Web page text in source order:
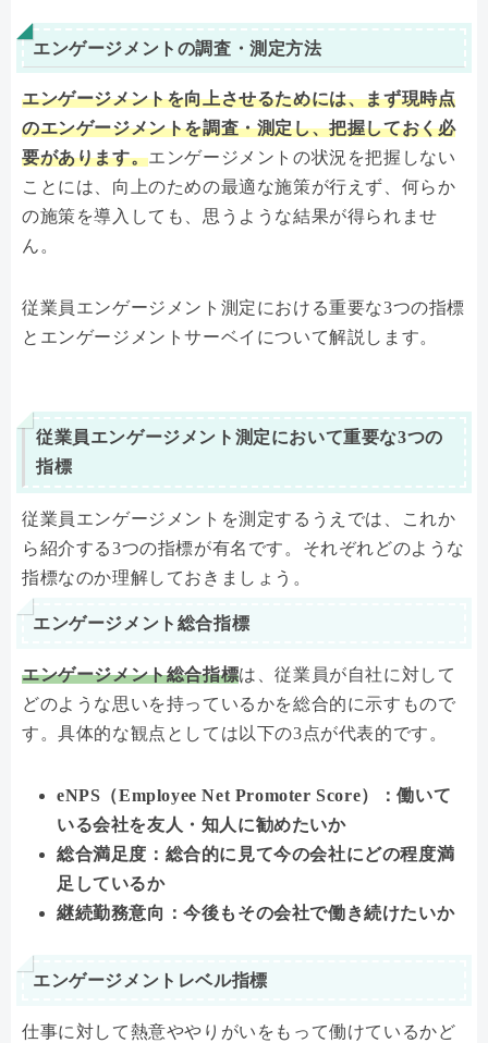
エンゲージメントの調査・測定方法
エンゲージメントを向上させるためには、まず現時点
のエンゲージメントを調査・測定し、把握しておく必
要があります。エンゲージメントの状況を把握しない
ことには、向上のための最適な施策が行えず、何らか
の施策を導入しても、思うような結果が得られませ
ん。
従業員エンゲージメント測定における重要な3つの指標
とエンゲージメントサーベイについて解説します。
従業員エンゲージメント測定において重要な3つの
指標
従業員エンゲージメントを測定するうえでは、これか
ら紹介する3つの指標が有名です。それぞれどのような
指標なのか理解しておきましょう。
エンゲージメント総合指標
エンゲージメント総合指標は、従業員が自社に対して
どのような思いを持っているかを総合的に示すもので
す。具体的な観点としては以下の3点が代表的です。
eNPS（Employee Net Promoter Score）：働いて
いる会社を友人・知人に勧めたいか
総合満足度：総合的に見て今の会社にどの程度満
足しているか
継続勤務意向：今後もその会社で働き続けたいか
エンゲージメントレベル指標
仕事に対して熱意ややりがいをもって働けているかど